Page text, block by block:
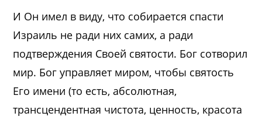
И Он имел в виду, что собирается спасти
Израиль не ради них самих, а ради
подтверждения Своей святости. Бог сотворил
мир. Бог управляет миром, чтобы святость
Его имени (то есть, абсолютная,
трансцендентная чистота, ценность, красота